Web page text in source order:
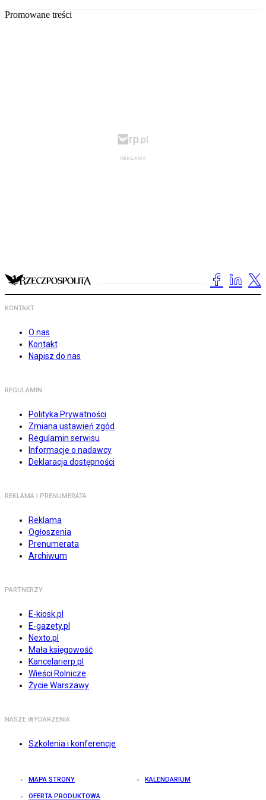
Promowane treści
KONTAKT
O nas
Kontakt
Napisz do nas
REGULAMIN
Polityka Prywatności
Zmiana ustawień zgód
Regulamin serwisu
Informacje o nadawcy
Deklaracja dostępności
REKLAMA I PRENUMERATA
Reklama
Ogłoszenia
Prenumerata
Archiwum
PARTNERZY
E-kiosk.pl
E-gazety.pl
Nexto.pl
Mała księgowość
Kancelarierp.pl
Wieści Rolnicze
Życie Warszawy
NASZE WYDARZENIA
Szkolenia i konferencje
MAPA STRONY KALENDARIUM
OFERTA PRODUKTOWA